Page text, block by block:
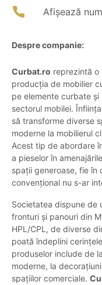
Afișează
Despre companie:
Curbat.ro reprezintă o
producția de mobilier
pe elemente curbate
sectorul mobilei.
să transforme diverse
moderne la mobilierul
Acest tip de abordare
a pieselor în
spații generoase, fie în
convențional nu s-ar
Societatea dispune de
fronturi și panouri din
HPL/CPL, de diverse
poată îndeplini
produselor include de
moderne, la
spațiilor comerciale.